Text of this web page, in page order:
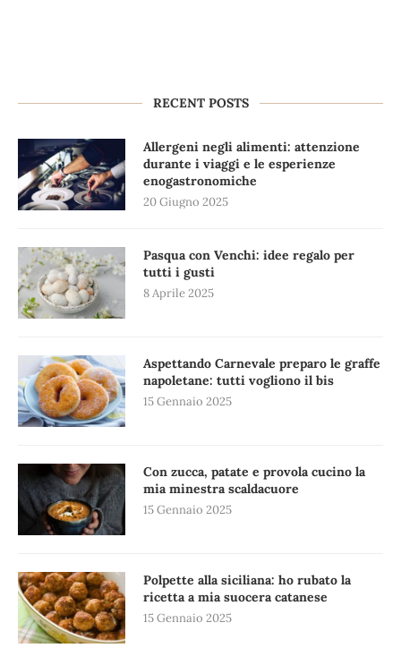
RECENT POSTS
Allergeni negli alimenti: attenzione
durante i viaggi e le esperienze
enogastronomiche
20 Giugno 2025
Pasqua con Venchi: idee regalo per
tutti i gusti
8 Aprile 2025
Aspettando Carnevale preparo le graffe
napoletane: tutti vogliono il bis
15 Gennaio 2025
Con zucca, patate e provola cucino la
mia minestra scaldacuore
15 Gennaio 2025
Polpette alla siciliana: ho rubato la
ricetta a mia suocera catanese
15 Gennaio 2025